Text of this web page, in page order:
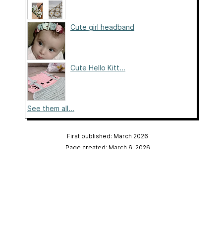
Cute girl headband
Cute Hello Kitt...
See them all...
First published: March 2026
Page created: March 6, 2026